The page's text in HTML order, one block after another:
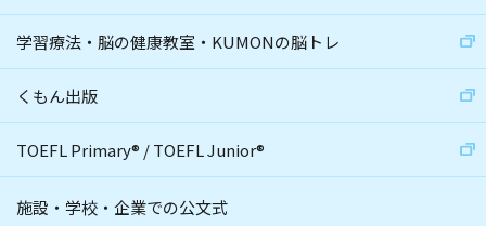
学習療法・脳の健康教室・KUMONの脳トレ
くもん出版
TOEFL Primary® /TOEFL Junior®
施設・学校・企業での公文式